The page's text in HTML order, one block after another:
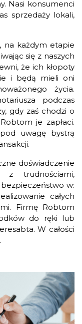
Nasi konsumenci
sprzedaży lokali,
na każdym etapie
się z naszych
że ich kłopoty
i będą mieli oni
życia.
podczas
gdy zaś chodzi o
je zapłaci.
uwagę bystrą
doświadczenie
z trudnościami,
w:
całych
Firmę Robtom
do ręki lub
W całości